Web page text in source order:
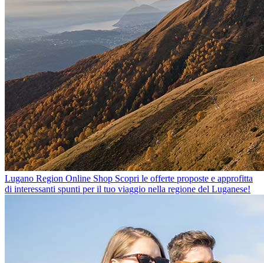
Lugano Region Online Shop Scopri le offerte proposte e approfitta
di interessanti spunti per il tuo viaggio nella regione del Luganese!